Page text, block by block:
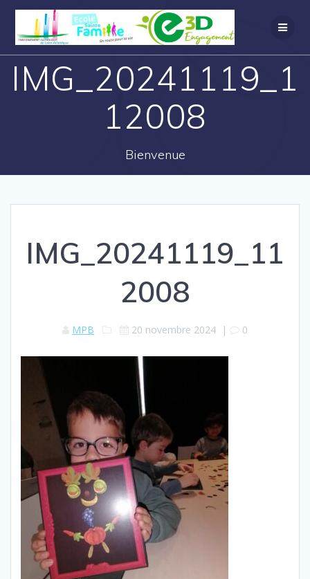
IMG_20241119_1
12008
Bienvenue
IMG_20241119_11
2008
MPB 20 novembre 2024 | 0